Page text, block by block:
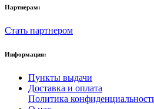
Партнерам:
Стать партнером
Информация:
Пункты выдачи
Доставка и оплата
Политика